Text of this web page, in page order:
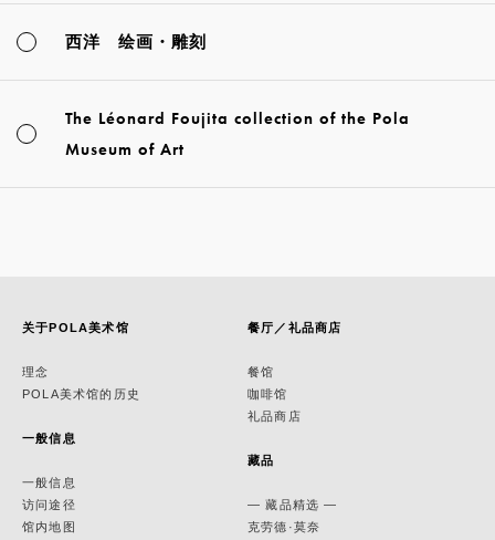
西洋 绘画・雕刻
The Léonard Foujita collection of the Pola
Museum of Art
关于POLA美术馆
理念
POLA美术馆的历史
一般信息
一般信息
访问途径
馆内地图
餐厅／礼品商店
餐馆
咖啡馆
礼品商店
藏品
— 藏品精选 —
克劳德·莫奈